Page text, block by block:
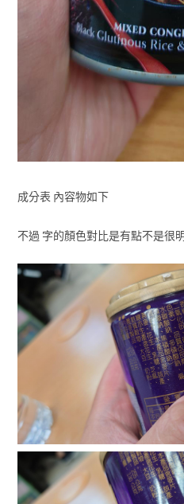
成分表 內容物如下
不過 字的顏色對比是有點不是很